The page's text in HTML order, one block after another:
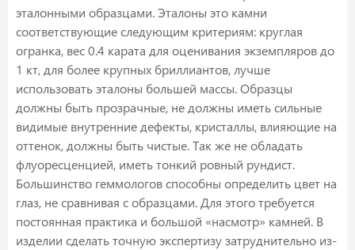
эталонными образцами. Эталоны это камни
соответствующие следующим критериям: круглая
огранка, вес 0.4 карата для оценивания экземпляров до
1 кт, для более крупных бриллиантов, лучше
использовать эталоны большей массы. Образцы
должны быть прозрачные, не должны иметь сильные
видимые внутренние дефекты, кристаллы, влияющие на
оттенок, должны быть чистые. Так же не обладать
флуоресценцией, иметь тонкий ровный рундист.
Большинство геммологов способны определить цвет на
глаз, не сравнивая с образцами. Для этого требуется
постоянная практика и большой «насмотр» камней. В
изделии сделать точную экспертизу затруднительно из-